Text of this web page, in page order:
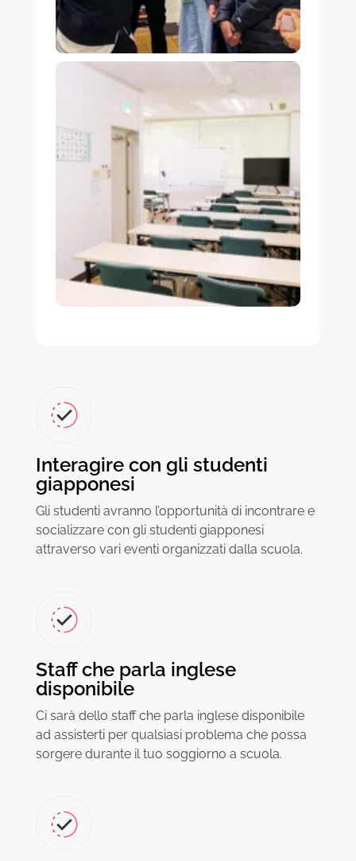
Interagire con gli studenti
giapponesi
Gli studenti avranno l’opportunità di incontrare e
socializzare con gli studenti giapponesi
attraverso vari eventi organizzati dalla scuola.
Staff che parla inglese
disponibile
Ci sarà dello staff che parla inglese disponibile
ad assisterti per qualsiasi problema che possa
sorgere durante il tuo soggiorno a scuola.